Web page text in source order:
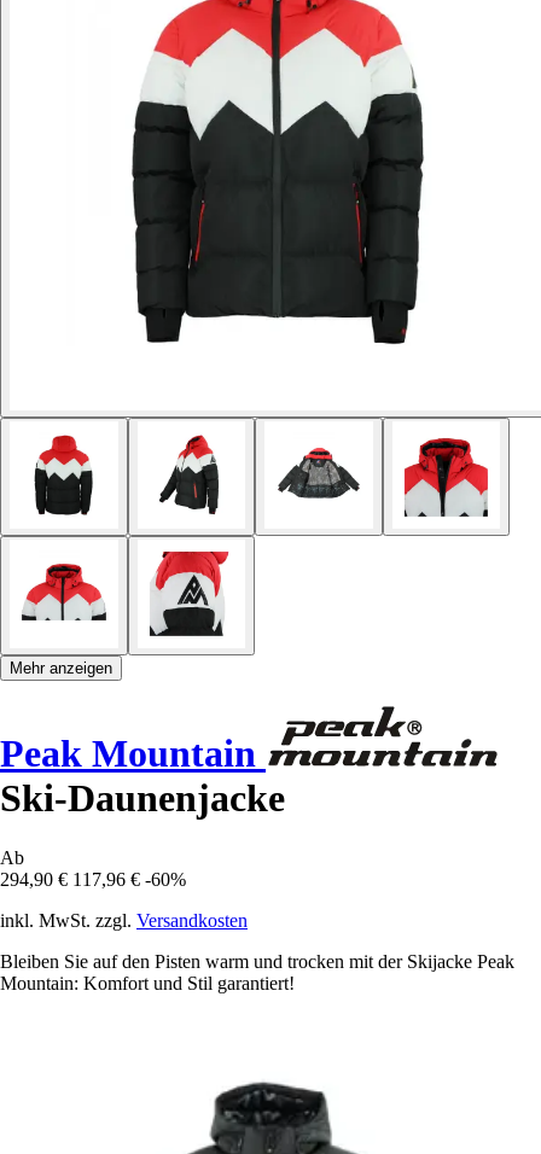
Mehr anzeigen
Peak Mountain
Ski-Daunenjacke
Ab
294,90 € 117,96 € -60%
inkl. MwSt. zzgl. Versandkosten
Bleiben Sie auf den Pisten warm und trocken mit der Skijacke Peak
Mountain: Komfort und Stil garantiert!